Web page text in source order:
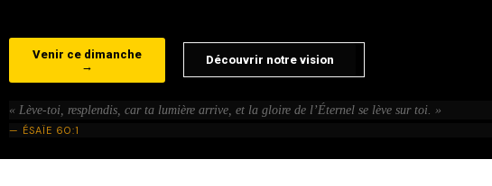
Venir ce dimanche
→
Découvrir notre vision
« Lève-toi, resplendis, car ta lumière arrive, et la gloire de l’Éternel se lève sur toi. »
— ÉSAÏE 60:1